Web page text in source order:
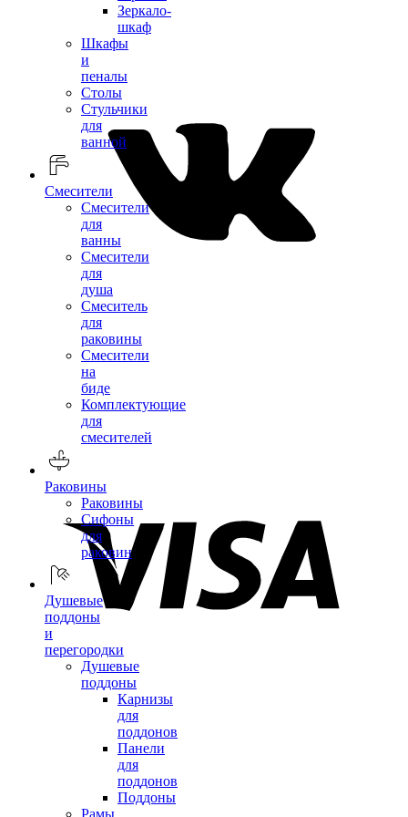
Зеркало-
шкаф
Шкафы
и
пеналы
Столы
Стульчики
для
ванной
Смесители
Смесители
для
ванны
Смесители
для
душа
Смеситель
для
раковины
Смесители
на
биде
Комплектующие
для
смесителей
Раковины
Раковины
Сифоны
для
раковин
Душевые
поддоны
и
перегородки
Душевые
поддоны
Карнизы
для
поддонов
Панели
для
поддонов
Поддоны